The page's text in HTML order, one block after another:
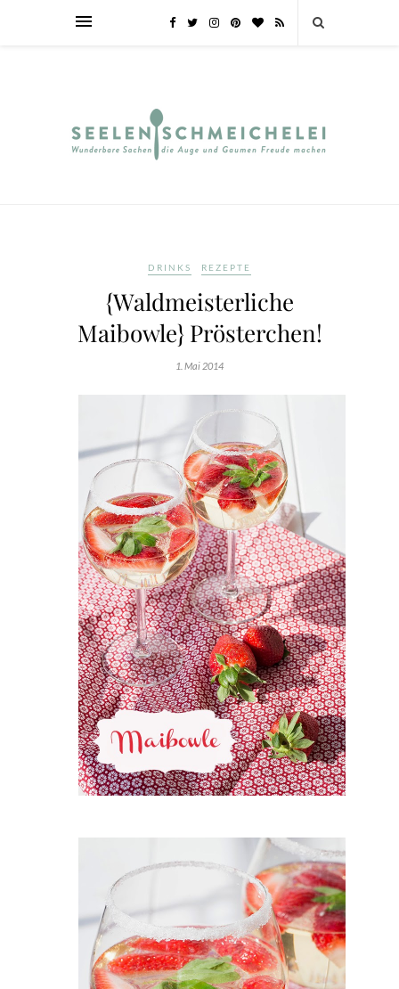
DRINKS REZEPTE
{Waldmeisterliche
Maibowle} Prösterchen!
1. Mai 2014